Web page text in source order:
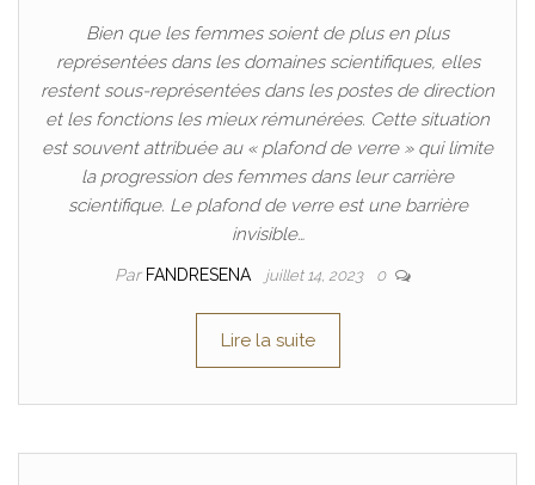
Bien que les femmes soient de plus en plus
représentées dans les domaines scientifiques, elles
restent sous-représentées dans les postes de direction
et les fonctions les mieux rémunérées. Cette situation
est souvent attribuée au « plafond de verre » qui limite
la progression des femmes dans leur carrière
scientifique. Le plafond de verre est une barrière
invisible…
Par FANDRESENA juillet 14, 2023 0
Lire la suite